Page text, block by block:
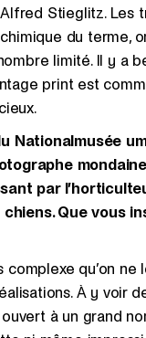
Stieglitz. Les
du terme,
limité. Il y a
print est
Nationalmusée
par
chiens. Que vous
qu’on ne
À y voir
ouvert à un grand